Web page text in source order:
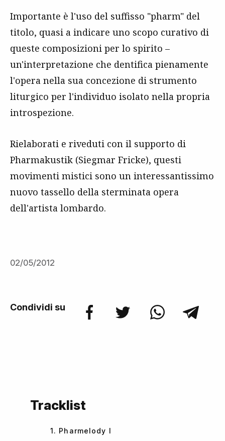
Importante è l'uso del suffisso "pharm" del
titolo, quasi a indicare uno scopo curativo di
queste composizioni per lo spirito –
un'interpretazione che dentifica pienamente
l'opera nella sua concezione di strumento
liturgico per l'individuo isolato nella propria
introspezione.
Rielaborati e riveduti con il supporto di
Pharmakustik (Siegmar Fricke), questi
movimenti mistici sono un interessantissimo
nuovo tassello della sterminata opera
dell'artista lombardo.
02/05/2012
Condividi su
Tracklist
1. Pharmelody I